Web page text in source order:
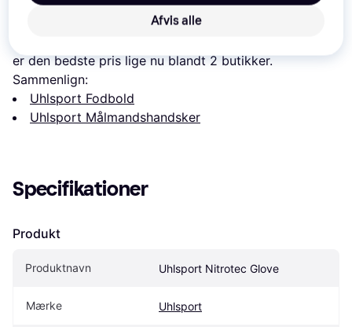
Læs om produktet
er den bedste pris lige nu blandt 2 butikker.
Sammenlign:
Uhlsport Fodbold
Uhlsport Målmandshandsker
Specifikationer
Produkt
Produktnavn Uhlsport Nitrotec Glove
Mærke Uhlsport
Afvis alle